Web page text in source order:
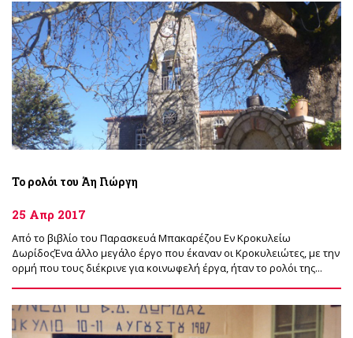
Το ρολόι του Άη Γιώργη
25 Απρ 2017
Από το βιβλίο του Παρασκευά Μπακαρέζου Εν Κροκυλείω
ΔωρίδοςΈνα άλλο µεγάλο έργο που έκαναν οι Κροκυλειώτες, µε την
ορµή που τους διέκρινε για κοινωφελή έργα, ήταν το ρολόι της...